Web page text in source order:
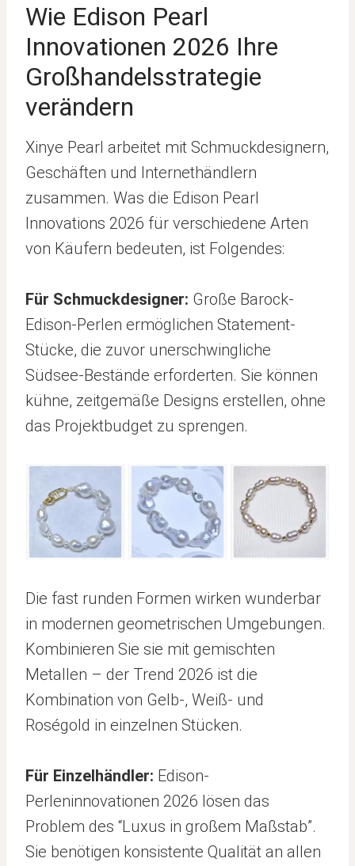
Wie Edison Pearl
Innovationen 2026 Ihre
Großhandelsstrategie
verändern
Xinye Pearl arbeitet mit Schmuckdesignern,
Geschäften und Internethändlern
zusammen. Was die Edison Pearl
Innovations 2026 für verschiedene Arten
von Käufern bedeuten, ist Folgendes:
Für Schmuckdesigner: Große Barock-
Edison-Perlen ermöglichen Statement-
Stücke, die zuvor unerschwingliche
Südsee-Bestände erforderten. Sie können
kühne, zeitgemäße Designs erstellen, ohne
das Projektbudget zu sprengen.
Die fast runden Formen wirken wunderbar
in modernen geometrischen Umgebungen.
Kombinieren Sie sie mit gemischten
Metallen – der Trend 2026 ist die
Kombination von Gelb-, Weiß- und
Roségold in einzelnen Stücken.
Für Einzelhändler: Edison-
Perleninnovationen 2026 lösen das
Problem des “Luxus in großem Maßstab”.
Sie benötigen konsistente Qualität an allen